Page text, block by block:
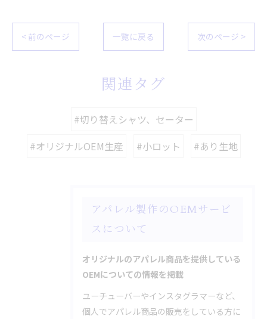
< 前のページ 一覧に戻る 次のページ >
関連タグ
#切り替えシャツ、セーター
#オリジナルOEM生産
#小ロット #あり生地
アパレル製作のOEMサービ
スについて
オリジナルのアパレル商品を提供している
OEMについての情報を掲載
ユーチューバーやインスタグラマーなど、
個人でアパレル商品の販売をしている方に